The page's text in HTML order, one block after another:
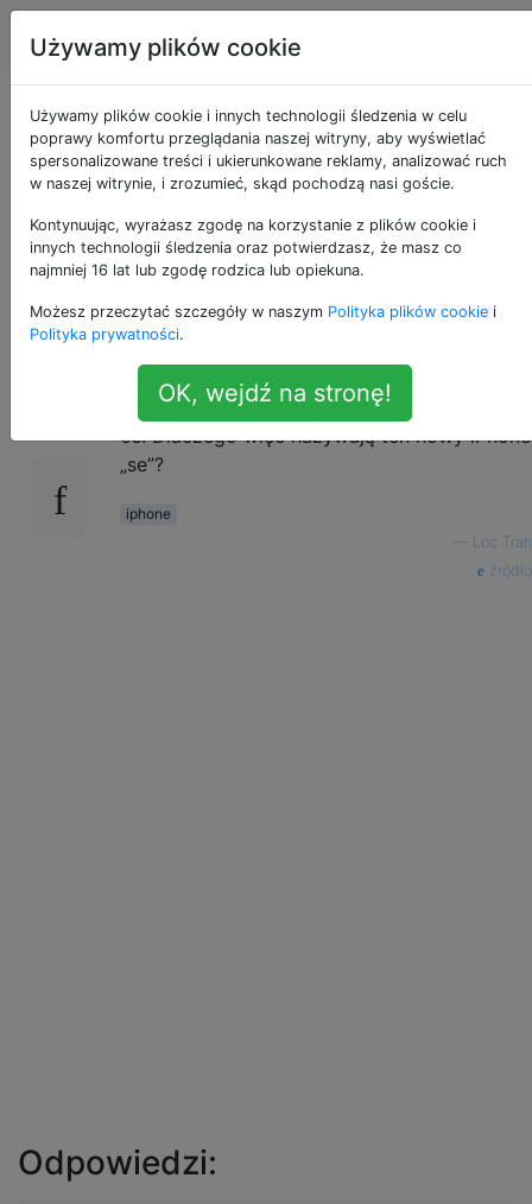
Apple Tagi
Dlaczego Apple
nazywa nowy
produkt iPhone „se”,
czyli „se” [zamknięty]
Najnowsza wersja iPhone'a to „se”, z
wyglądem iPhone'a 5s i funkcjami iPhone'a
6s. Dlaczego więc nazywają ten nowy iPhone
„se”?
iphone
Loc Tran
źródło
Odpowiedzi:
Używamy plików cookie
Używamy plików cookie i innych technologii śledzenia w celu
poprawy komfortu przeglądania naszej witryny, aby wyświetlać
spersonalizowane treści i ukierunkowane reklamy, analizować ruch
w naszej witrynie, i zrozumieć, skąd pochodzą nasi goście.
Kontynuując, wyrażasz zgodę na korzystanie z plików cookie i
innych technologii śledzenia oraz potwierdzasz, że masz co
najmniej 16 lat lub zgodę rodzica lub opiekuna.
Możesz przeczytać szczegóły w naszym Polityka plików cookie i
Polityka prywatności.
OK, wejdź na stronę!